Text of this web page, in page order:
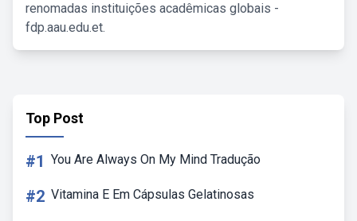
renomadas instituições acadêmicas globais -
fdp.aau.edu.et.
Top Post
#1 You Are Always On My Mind Tradução
#2 Vitamina E Em Cápsulas Gelatinosas